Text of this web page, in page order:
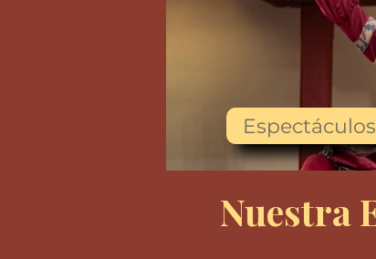
Espectáculos
Nuestra